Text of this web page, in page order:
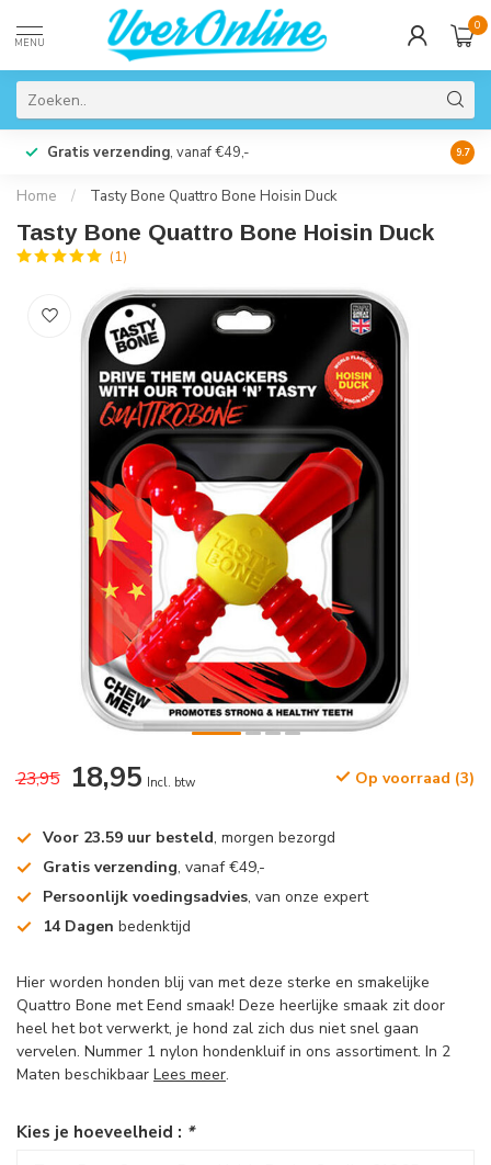
MENU
0
Gratis verzending, vanaf €49,- 9.7
Home / Tasty Bone Quattro Bone Hoisin Duck
Tasty Bone Quattro Bone Hoisin Duck
(1)
23,95 18,95 Incl. btw Op voorraad (3)
Voor 23.59 uur besteld, morgen bezorgd
Gratis verzending, vanaf €49,-
Persoonlijk voedingsadvies, van onze expert
14 Dagen bedenktijd
Hier worden honden blij van met deze sterke en smakelijke
Quattro Bone met Eend smaak! Deze heerlijke smaak zit door
heel het bot verwerkt, je hond zal zich dus niet snel gaan
vervelen. Nummer 1 nylon hondenkluif in ons assortiment. In 2
Maten beschikbaar Lees meer.
Kies je hoeveelheid : *